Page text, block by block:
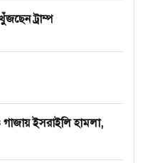
ট্রাম্প
ইসরাইলি হামলা,